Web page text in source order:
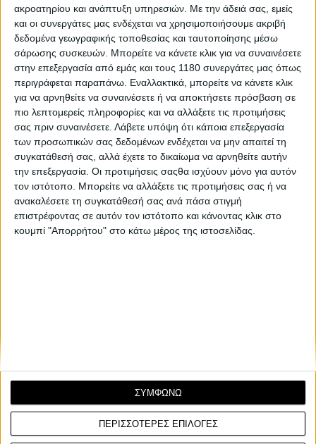
ακροατηρίου και ανάπτυξη υπηρεσιών. Με την άδειά σας, εμείς
και οι συνεργάτες μας ενδέχεται να χρησιμοποιήσουμε ακριβή
δεδομένα γεωγραφικής τοποθεσίας και ταυτοποίησης μέσω
σάρωσης συσκευών. Μπορείτε να κάνετε κλικ για να συναινέσετε
στην επεξεργασία από εμάς και τους 1180 συνεργάτες μας όπως
περιγράφεται παραπάνω. Εναλλακτικά, μπορείτε να κάνετε κλικ
για να αρνηθείτε να συναινέσετε ή να αποκτήσετε πρόσβαση σε
πιο λεπτομερείς πληροφορίες και να αλλάξετε τις προτιμήσεις
σας πριν συναινέσετε. Λάβετε υπόψη ότι κάποια επεξεργασία
των προσωπικών σας δεδομένων ενδέχεται να μην απαιτεί τη
συγκατάθεσή σας, αλλά έχετε το δικαίωμα να αρνηθείτε αυτήν
την επεξεργασία. Οι προτιμήσεις σαςθα ισχύουν μόνο για αυτόν
τον ιστότοπο. Μπορείτε να αλλάξετε τις προτιμήσεις σας ή να
ανακαλέσετε τη συγκατάθεσή σας ανά πάσα στιγμή
επιστρέφοντας σε αυτόν τον ιστότοπο και κάνοντας κλικ στο
κουμπί "Απορρήτου" στο κάτω μέρος της ιστοσελίδας.
ΠΕΡΙΣΣΟΤΕΡΕΣ ΕΠΙΛΟΓΕΣ
ΣΥΜΦΩΝΩ
Race News 24/2/2026
Το MotoGP ψάχνει επιστροφή στην Ινδία μέσω
εταιρείας του Karel Abraham
Πολύ πριν μάθουμε καν το όνομα Liberty Media, η Dorna
Sports είχε υπογράψει μνημόνιο συνεργασίας με την ινδική
εταιρεία Fairstreet Sports για τη διοργάνωση αγώνα MotoGP
στην Ινδία. Η αρχική συμφωνία κ...
Επικαιρότητα
Karel Abraham - Από την υψηλότερη κατηγορία στην
υψηλότερη κορυφή
Μετά από 14 σεζόν στο paddock του MotoGP, ο Karel
ΓΙΝΕ ΣΥΝΔΡΟΜΗΤΗΣ